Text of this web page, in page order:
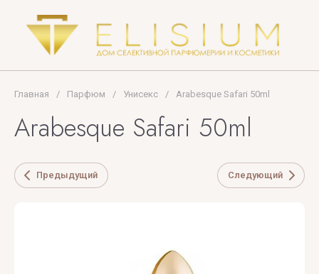
Главная / Парфюм / Унисекс / Arabesque Safari 50ml
Arabesque Safari 50ml
Предыдущий Следующий
Versace
Vertus
Victoria's
VIKTOR
& ROLF
VILHELM